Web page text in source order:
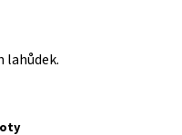
lahůdek.